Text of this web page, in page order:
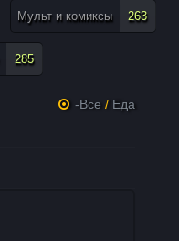
Мульт и комиксы 263
285
-Все / Еда